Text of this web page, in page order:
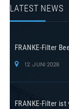
LATEST NEWS
FRANKE-Filter
12. JUNI 2026
FRANKE-Filter